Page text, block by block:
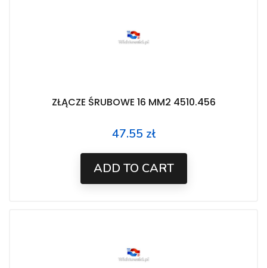
ZŁĄCZE ŚRUBOWE 16 MM2 4510.456
Price
47.55 zł
ADD TO CART